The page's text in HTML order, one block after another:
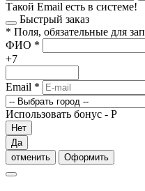
Такой Email есть в системе!
Быстрый заказ
* Поля, обязательные для
ФИО *
+7
Email *
Использовать бонус - Р
Нет
Да
отменить
Оформить